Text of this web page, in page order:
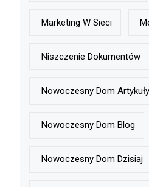
Marketing W Sieci
Niszczenie Dokumentów
Nowoczesny Dom Artykuły
Nowoczesny Dom Blog
Nowoczesny Dom Dzisiaj